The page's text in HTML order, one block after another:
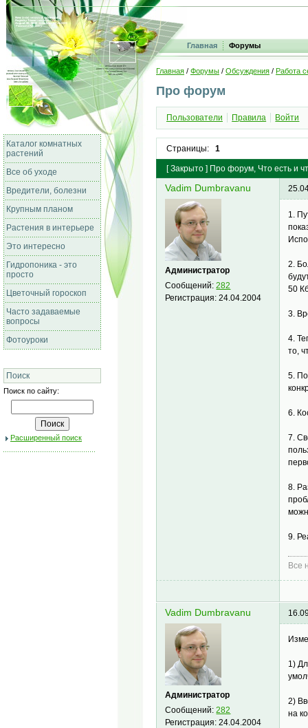
Главная Форумы
Каталог комнатных
растений
Все об уходе
Вредители, болезни
Крупным планом
Растения в интерьере
Это интересно
Гидропоника - это
просто
Цветочный гороскоп
Часто задаваемые
вопросы
Фотоуроки
Поиск
Поиск по сайту:
Расширенный поиск
Главная / Форумы / Обсуждения / Работа
Про форум
Пользователи Правила Войти
Страницы: 1
[Закрыто] Про форум, Что есть и
Vadim Dumbravanu
Администратор
Сообщений:282
Регистрация:24.04.2004
1.
2.
50
3.
4.
то,
5.
6.
7.
8.
9.
Все
Vadim Dumbravanu
Администратор
Сообщений:282
Регистрация:24.04.2004
1)
2)
на